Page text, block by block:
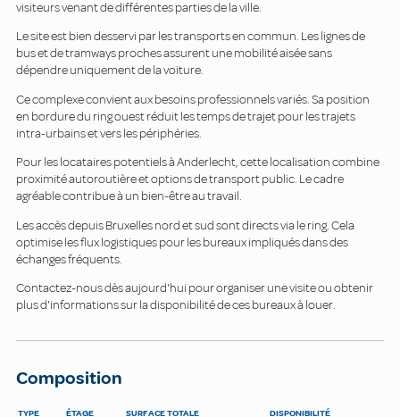
visiteurs venant de différentes parties de la ville.
Le site est bien desservi par les transports en commun. Les lignes de
bus et de tramways proches assurent une mobilité aisée sans
dépendre uniquement de la voiture.
Ce complexe convient aux besoins professionnels variés. Sa position
en bordure du ring ouest réduit les temps de trajet pour les trajets
intra-urbains et vers les périphéries.
Pour les locataires potentiels à Anderlecht, cette localisation combine
proximité autoroutière et options de transport public. Le cadre
agréable contribue à un bien-être au travail.
Les accès depuis Bruxelles nord et sud sont directs via le ring. Cela
optimise les flux logistiques pour les bureaux impliqués dans des
échanges fréquents.
Contactez-nous dès aujourd'hui pour organiser une visite ou obtenir
plus d'informations sur la disponibilité de ces bureaux à louer.
Composition
TYPE ÉTAGE SURFACE TOTALE DISPONIBILITÉ